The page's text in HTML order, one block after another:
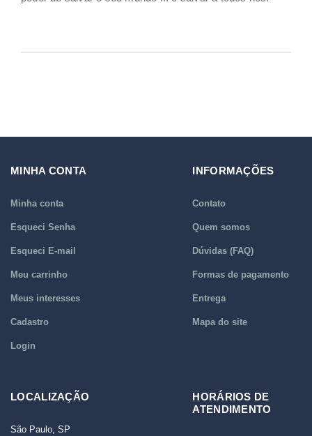
MINHA CONTA
Minha conta
Esqueci Senha
Esqueci E-mail
Meu carrinho
Meus interesses
Cadastro
Login
INFORMAÇÕES
Contato
Quem somos
Dúvidas (FAQ)
Formas de pagamento
Entrega
Mapa do site
LOCALIZAÇÃO
São Paulo, SP
HORÁRIOS DE
ATENDIMENTO